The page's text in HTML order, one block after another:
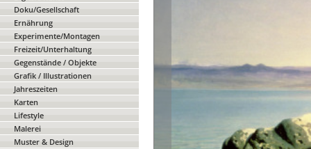
Doku/Gesellschaft
Ernährung
Experimente/Montagen
Freizeit/Unterhaltung
Gegenstände / Objekte
Grafik / Illustrationen
Jahreszeiten
Karten
Lifestyle
Malerei
Muster & Design